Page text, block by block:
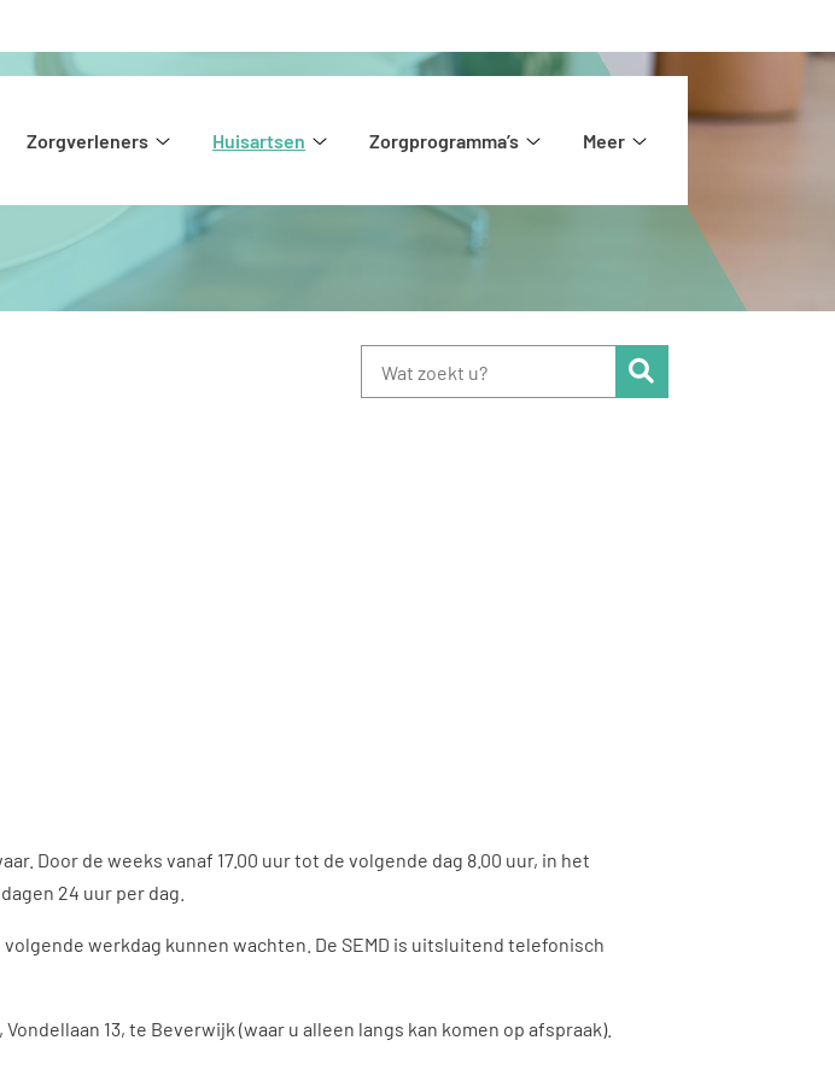
Zorgverleners
Huisartsen
Zorgprogramma’s
Meer
Door de weeks vanaf 17.00 uur tot de volgende dag 8.00 uur, in het
24 uur per dag.
werkdag kunnen wachten. De SEMD is uitsluitend telefonisch
13, te Beverwijk (waar u alleen langs kan komen op afspraak).